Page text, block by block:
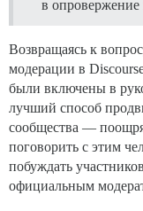
в опровержение
Возвращаясь к
модерации в
были включены в
лучший способ
сообщества —
поговорить с этим
побуждать
официальным